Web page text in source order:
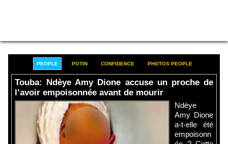
PEOPLE POTIN CONFIDENCE PHOTOS PEOPLE
Touba: Ndèye Amy Dione accuse un proche de
l’avoir empoisonnée avant de mourir
Ndèye
Amy Dione
a-t-elle été
empoisonn